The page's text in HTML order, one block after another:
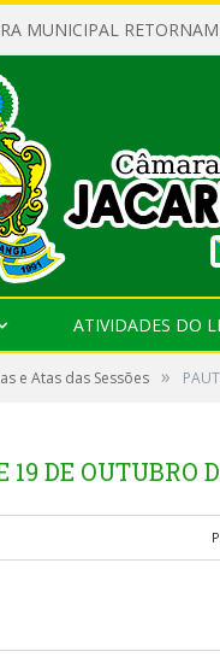
ATIVIDADES DO
e Atas das Sessões »
DE OUTUBRO